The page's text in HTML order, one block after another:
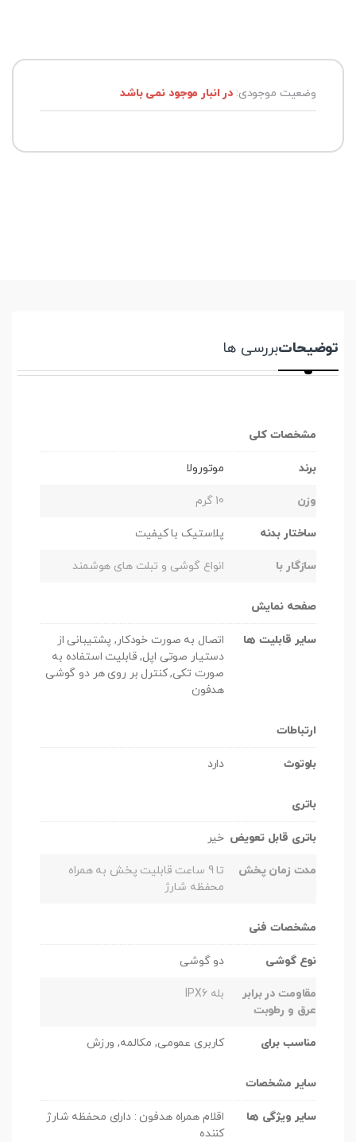
وضعیت موجودی:در انبار موجود نمی باشد
توضیحاتبررسی ها
مشخصات کلی
برند موتورولا
وزن 10 گرم
ساختار بدنه پلاستیک با کیفیت
سازگار با انواع گوشی و تبلت های هوشمند
صفحه نمایش
سایر قابلیت ها
اتصال به صورت خودکار, پشتیبانی از
دستیار صوتی اپل, قابلیت استفاده به
صورت تکی, کنترل بر روی هر دو گوشی
هدفون
ارتباطات
بلوتوث دارد
باتری
باتری قابل تعویض خیر
مدت زمان پخش
تا 9 ساعت قابلیت پخش به همراه
محفظه شارژ
مشخصات فنی
نوع گوشی دو گوشی
مقاومت در برابر
عرق و رطوبت
بله IPX6
مناسب برای کاربری عمومی, مکالمه, ورزش
سایر مشخصات
سایر ویژگی ها
اقلام همراه هدفون : دارای محفظه شارژ
کننده